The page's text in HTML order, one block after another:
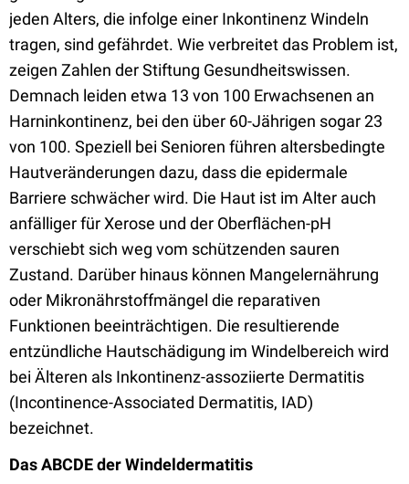
jeden Alters, die infolge einer Inkontinenz Windeln
tragen, sind gefährdet. Wie verbreitet das Problem ist,
zeigen Zahlen der Stiftung Gesundheitswissen.
Demnach leiden etwa 13 von 100 Erwachsenen an
Harninkontinenz, bei den über 60-Jährigen sogar 23
von 100. Speziell bei Senioren führen altersbedingte
Hautveränderungen dazu, dass die epidermale
Barriere schwächer wird. Die Haut ist im Alter auch
anfälliger für Xerose und der Oberflächen-pH
verschiebt sich weg vom schützenden sauren
Zustand. Darüber hinaus können Mangelernährung
oder Mikronährstoffmängel die reparativen
Funktionen beeinträchtigen. Die resultierende
entzündliche Hautschädigung im Windelbereich wird
bei Älteren als Inkontinenz-assoziierte Dermatitis
(Incontinence-Associated Dermatitis, IAD)
bezeichnet.
Das ABCDE der Windeldermatitis